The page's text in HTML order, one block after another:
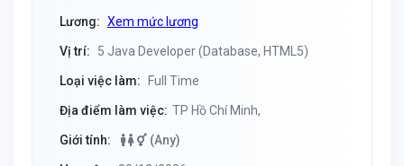
Lương: Xem mức lương
Vị trí: 5 Java Developer (Database, HTML5)
Loại việc làm: Full Time
Địa điểm làm việc: TP Hồ Chí Minh,
Giới tính: (Any)